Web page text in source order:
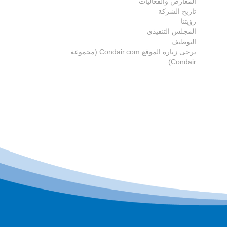
تاريخ الشركة
رؤيتنا
المجلس التنفيذي
التوظيف
يرجى زيارة الموقع Condair.com (مجموعة
Condair)